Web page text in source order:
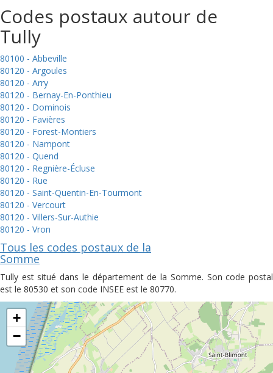
Codes postaux autour de
Tully
80100 - Abbeville
80120 - Argoules
80120 - Arry
80120 - Bernay-En-Ponthieu
80120 - Dominois
80120 - Favières
80120 - Forest-Montiers
80120 - Nampont
80120 - Quend
80120 - Regnière-Écluse
80120 - Rue
80120 - Saint-Quentin-En-Tourmont
80120 - Vercourt
80120 - Villers-Sur-Authie
80120 - Vron
Tous les codes postaux de la
Somme
Tully est situé dans le département de la Somme. Son code postal
est le 80530 et son code INSEE est le 80770.
+
−